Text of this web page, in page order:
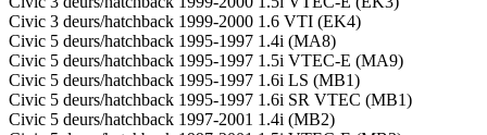
Civic 3 deurs/hatchback 1999-2000 1.6 VTI (EK4)
Civic 5 deurs/hatchback 1995-1997 1.4i (MA8)
Civic 5 deurs/hatchback 1995-1997 1.5i VTEC-E (MA9)
Civic 5 deurs/hatchback 1995-1997 1.6i LS (MB1)
Civic 5 deurs/hatchback 1995-1997 1.6i SR VTEC (MB1)
Civic 5 deurs/hatchback 1997-2001 1.4i (MB2)